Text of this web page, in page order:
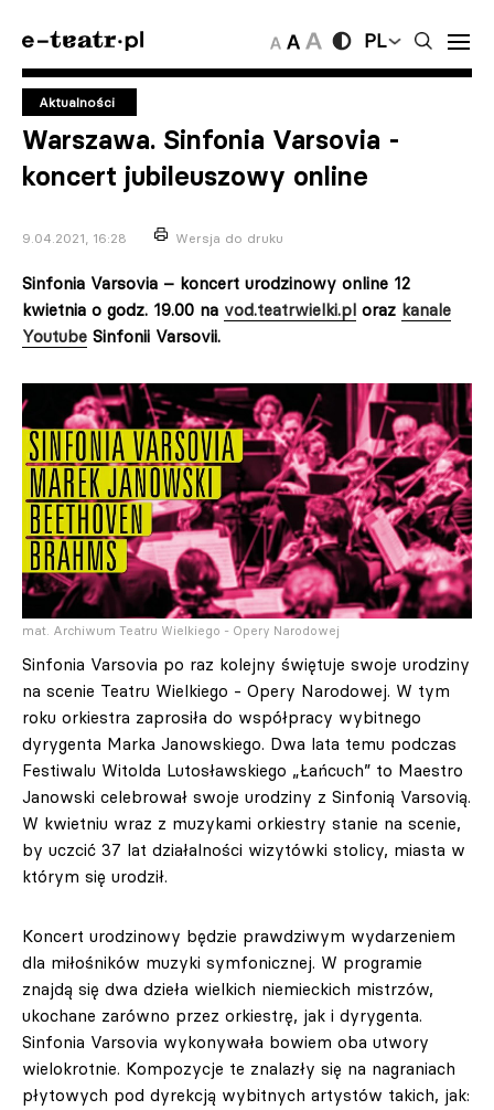
PL
Aktualności
Warszawa. Sinfonia Varsovia -
koncert jubileuszowy online
9.04.2021, 16:28 Wersja do druku
Sinfonia Varsovia – koncert urodzinowy online 12
kwietnia o godz. 19.00 na vod.teatrwielki.pl oraz kanale
Youtube Sinfonii Varsovii.
mat. Archiwum Teatru Wielkiego - Opery Narodowej
Sinfonia Varsovia po raz kolejny świętuje swoje urodziny
na scenie Teatru Wielkiego - Opery Narodowej. W tym
roku orkiestra zaprosiła do współpracy wybitnego
dyrygenta Marka Janowskiego. Dwa lata temu podczas
Festiwalu Witolda Lutosławskiego „Łańcuch” to Maestro
Janowski celebrował swoje urodziny z Sinfonią Varsovią.
W kwietniu wraz z muzykami orkiestry stanie na scenie,
by uczcić 37 lat działalności wizytówki stolicy, miasta w
którym się urodził.
Koncert urodzinowy będzie prawdziwym wydarzeniem
dla miłośników muzyki symfonicznej. W programie
znajdą się dwa dzieła wielkich niemieckich mistrzów,
ukochane zarówno przez orkiestrę, jak i dyrygenta.
Sinfonia Varsovia wykonywała bowiem oba utwory
wielokrotnie. Kompozycje te znalazły się na nagraniach
płytowych pod dyrekcją wybitnych artystów takich, jak: